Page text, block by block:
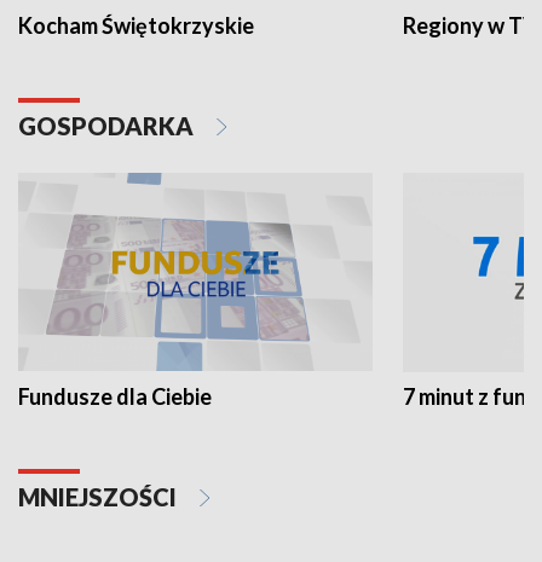
Kocham Świętokrzyskie Regiony w
GOSPODARKA
Fundusze dla Ciebie 7 minut z
MNIEJSZOŚCI